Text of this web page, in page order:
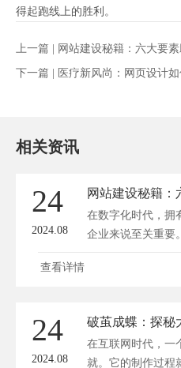
得起跑线上的胜利。
上一篇 | 网站建设秘籍：六大要
下一篇 | 医疗新风尚：网页设计
相关资讯
24
2024.08
在数字化时代，拥
企业来说至关重要
查看详情
24
2024.08
破茧成蝶：探秘
在互联网时代，一
就。它的制作过程